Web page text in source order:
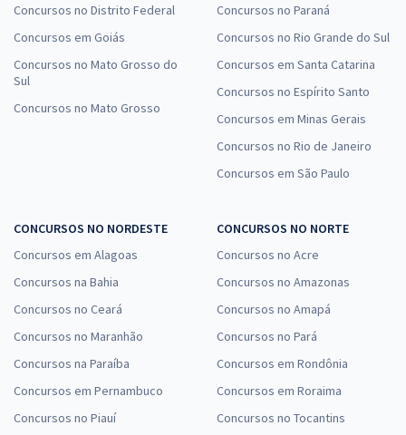
Concursos no Distrito Federal
Concursos em Goiás
Concursos no Mato Grosso do
Sul
Concursos no Mato Grosso
Concursos no Paraná
Concursos no Rio Grande do Sul
Concursos em Santa Catarina
Concursos no Espírito Santo
Concursos em Minas Gerais
Concursos no Rio de Janeiro
Concursos em São Paulo
CONCURSOS NO NORDESTE
Concursos em Alagoas
Concursos na Bahia
Concursos no Ceará
Concursos no Maranhão
Concursos na Paraíba
Concursos em Pernambuco
Concursos no Piauí
CONCURSOS NO NORTE
Concursos no Acre
Concursos no Amazonas
Concursos no Amapá
Concursos no Pará
Concursos em Rondônia
Concursos em Roraima
Concursos no Tocantins